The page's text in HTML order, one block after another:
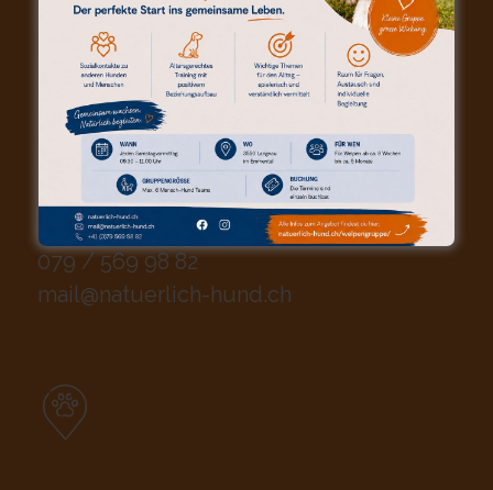
Natürlich-Hund | Andreas Hofstetter
Waldruh 129d
6197 Schangnau
079 / 569 98 82
mail@natuerlich-hund.ch